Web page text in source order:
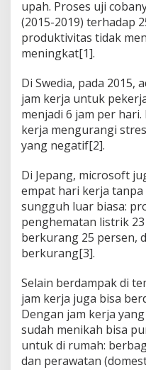
upah. Proses uji
(2015-2019) terhadap
produktivitas tidak
meningkat[1].
Di Swedia, pada 2015,
jam kerja untuk
menjadi 6 jam per
kerja mengurangi
yang negatif[2].
Di Jepang, microsoft
empat hari kerja
sungguh luar biasa:
penghematan listrik
berkurang 25 persen,
berkurang[3].
Selain berdampak di
jam kerja juga bisa
Dengan jam kerja
sudah menikah bisa
untuk di rumah:
dan perawatan